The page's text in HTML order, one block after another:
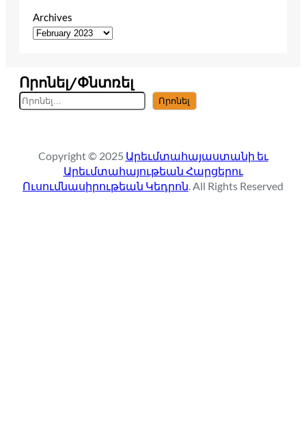
Archives
Որոնել/Փնտռել
S
e
c
h
Որոնել
Copyright © 2025 Արեւմտահայաստանի եւ
Արեւմտահայութեան Հարցերու
Ուսումնասիրութեան Կեդրոն. All Rights Reserved